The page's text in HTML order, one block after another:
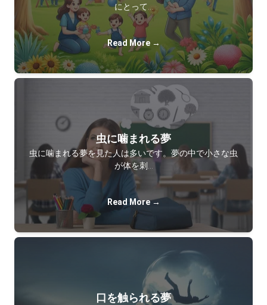
にとって…
Read More →
虫に噛まれる夢
虫に噛まれる夢を見た人は多いです。夢の中で小さな虫
が体を刺…
Read More →
口を触られる夢